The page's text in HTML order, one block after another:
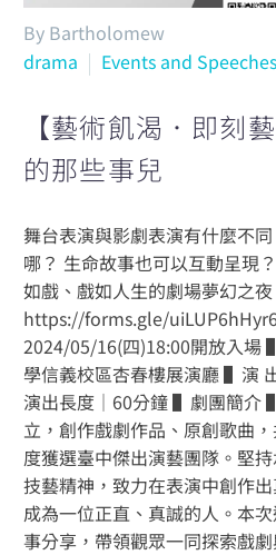
By Bartholomew
drama
Events and Speeches
【藝術飢渴．即刻
的那些事兒
舞台表演與影劇表演有什麼不
哪？ 生命故事也可以互動呈現
如戲、戲如人生的劇場夢幻之
https://forms.gle/
2024/05/16(四)18:00開放入場
學信義校區杏春樓展演廳 ▌演
演出長度｜60分鐘 ▌劇團簡介
立，創作戲劇作品、原創歌曲
度獲選臺中傑出演藝團隊。堅
技藝精神，致力在表演中創作
成為一位正直、真誠的人。本
事分享，帶領觀眾一同探索戲劇